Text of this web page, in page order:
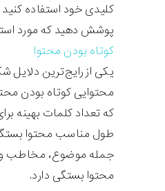
کلیدی خود استفاده
پوشش دهید که مورد
کوتاه بودن محتوا
یکی از رایج‌ترین دلایل
محتوایی کوتاه بودن
که تعداد کلمات بهینه
طول مناسب محتوا
جمله موضوع، مخاطب و
محتوا بستگی دارد.